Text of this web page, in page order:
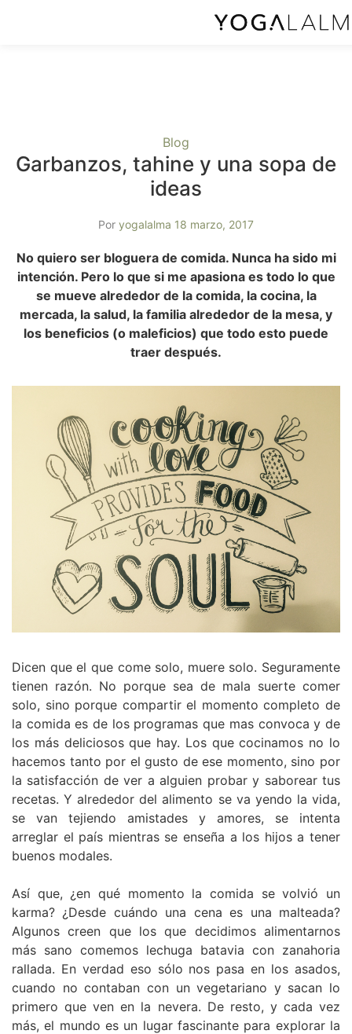
Blog
Garbanzos, tahine y una sopa de
ideas
Por yogalalma 18 marzo, 2017
No quiero ser bloguera de comida. Nunca ha sido mi
intención. Pero lo que si me apasiona es todo lo que
se mueve alrededor de la comida, la cocina, la
mercada, la salud, la familia alrededor de la mesa, y
los beneficios (o maleficios) que todo esto puede
traer después.
Dicen que el que come solo, muere solo. Seguramente
tienen razón. No porque sea de mala suerte comer
solo, sino porque compartir el momento completo de
la comida es de los programas que mas convoca y de
los más deliciosos que hay. Los que cocinamos no lo
hacemos tanto por el gusto de ese momento, sino por
la satisfacción de ver a alguien probar y saborear tus
recetas. Y alrededor del alimento se va yendo la vida,
se van tejiendo amistades y amores, se intenta
arreglar el país mientras se enseña a los hijos a tener
buenos modales.
Así que, ¿en qué momento la comida se volvió un
karma? ¿Desde cuándo una cena es una malteada?
Algunos creen que los que decidimos alimentarnos
más sano comemos lechuga batavia con zanahoria
rallada. En verdad eso sólo nos pasa en los asados,
cuando no contaban con un vegetariano y sacan lo
primero que ven en la nevera. De resto, y cada vez
más, el mundo es un lugar fascinante para explorar la